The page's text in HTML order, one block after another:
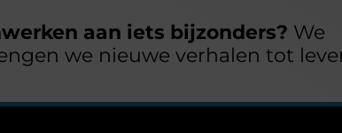
aan iets bijzonders? We
we nieuwe verhalen tot